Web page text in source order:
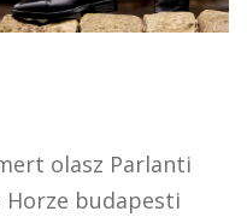
olasz Parlanti
budapesti